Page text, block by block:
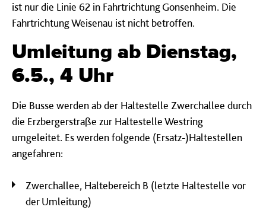
ist nur die Linie 62 in Fahrtrichtung Gonsenheim. Die
Fahrtrichtung Weisenau ist nicht betroffen.
Umleitung ab Dienstag,
6.5., 4 Uhr
Die Busse werden ab der Haltestelle Zwerchallee durch
die Erzbergerstraße zur Haltestelle Westring
umgeleitet. Es werden folgende (Ersatz-)Haltestellen
angefahren:
Zwerchallee, Haltebereich B (letzte Haltestelle vor
der Umleitung)